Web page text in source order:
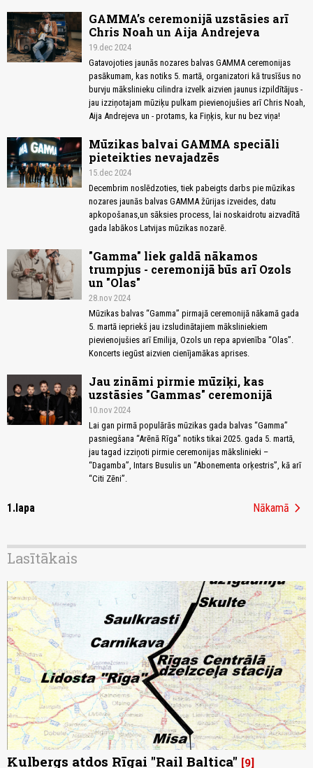
GAMMA’s ceremonijā uzstāsies arī
Chris Noah un Aija Andrejeva
19.dec 2024
Gatavojoties jaunās nozares balvas GAMMA ceremonijas
pasākumam, kas notiks 5. martā, organizatori kā trusīšus no
burvju mākslinieku cilindra izvelk aizvien jaunus izpildītājus -
jau izziņotajam mūziķu pulkam pievienojušies arī Chris Noah,
Aija Andrejeva un - protams, ka Fiņķis, kur nu bez viņa!
Mūzikas balvai GAMMA speciāli
pieteikties nevajadzēs
15.dec 2024
Decembrim noslēdzoties, tiek pabeigts darbs pie mūzikas
nozares jaunās balvas GAMMA žūrijas izveides, datu
apkopošanas,un sāksies process, lai noskaidrotu aizvadītā
gada labākos Latvijas mūzikas nozarē.
"Gamma" liek galdā nākamos
trumpjus - ceremonijā būs arī Ozols
un "Olas"
28.nov 2024
Mūzikas balvas “Gamma” pirmajā ceremonijā nākamā gada
5. martā iepriekš jau izsludinātajiem māksliniekiem
pievienojušies arī Emilija, Ozols un repa apvienība “Olas”.
Koncerts iegūst aizvien cienījamākas aprises.
Jau zināmi pirmie mūziķi, kas
uzstāsies "Gammas" ceremonijā
10.nov 2024
Lai gan pirmā populārās mūzikas gada balvas “Gamma”
pasniegšana “Arēnā Rīga” notiks tikai 2025. gada 5. martā,
jau tagad izziņoti pirmie ceremonijas mākslinieki –
“Dagamba”, Intars Busulis un “Abonementa orķestris”, kā arī
“Citi Zēni”.
1.lapa Nākamā chevron_right
Lasītākais
Kulbergs atdos Rīgai "Rail Baltica" 9